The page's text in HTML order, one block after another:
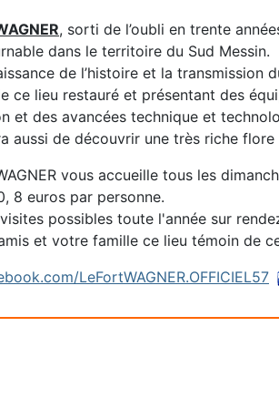
, sorti de l’oubli en trente
dans le territoire du Sud Messin.
de l’histoire et la
ce lieu restauré et présentant des
et des avancées technique et
aussi de découvrir une très riche
vous accueille tous les
8 euros par personne.
possibles toute l'année sur
et votre famille ce lieu témoin
LeFortWAGNER.OFFICIEL57